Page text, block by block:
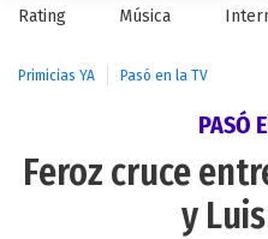
Rating Música
Primicias YA Pasó en la TV
PASÓ
Feroz cruce
y